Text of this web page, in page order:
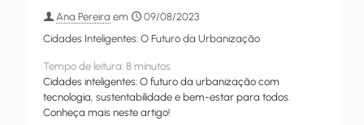
Ana Pereira em
09/08/2023
Cidades Inteligentes: O Futuro da Urbanização
Tempo de leitura: 8 minutos
Cidades inteligentes: O futuro da urbanização com
tecnologia, sustentabilidade e bem-estar para todos.
Conheça mais neste artigo!